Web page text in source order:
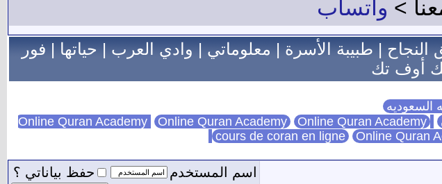
> واتساب
النجاح|طبيبة الأسرة|معلوماتي|وادي العرب|حياتها|فور
أوف تك
السعوديه
Online Quran Academy Online Quran Academy
cours de coran en ligne Online Quran
اسم المستخدم
حفظ بياناتي ؟